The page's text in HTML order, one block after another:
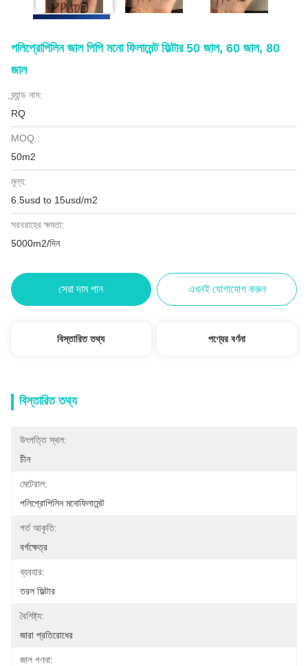
পলিপ্রোপিলিন জাল পিপি মনো ফিলামেন্ট ফিল্টার 50 জাল, 60 জাল, 80
জাল
ব্র্যান্ড নাম:
RQ
MOQ.:
50m2
মূল্য:
6.5usd to 15usd/m2
সরবরাহের ক্ষমতা:
5000m2/দিন
সেরা দাম পান এখনই যোগাযোগ করুন
বিস্তারিত তথ্য পণ্যের বর্ণনা
বিস্তারিত তথ্য
উৎপত্তি স্থল:
চীন
মেটেরাল:
পলিপ্রোপিলিন মনোফিলামেন্ট
গর্ত আকৃতি:
বর্গক্ষেত্র
ব্যবহার:
তরল ফিল্টার
বৈশিষ্ট্য:
জারা প্রতিরোধের
জাল গণনা: